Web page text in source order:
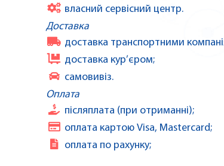
власний сервісний центр.
Доставка
доставка транспортними
доставка кур’єром;
самовивіз.
Оплата
післяплата (при отриманні);
оплата картою Visa, Mastercard;
оплата по рахунку;